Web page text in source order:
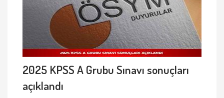
2025 KPSS A Grubu Sınavı sonuçları
açıklandı